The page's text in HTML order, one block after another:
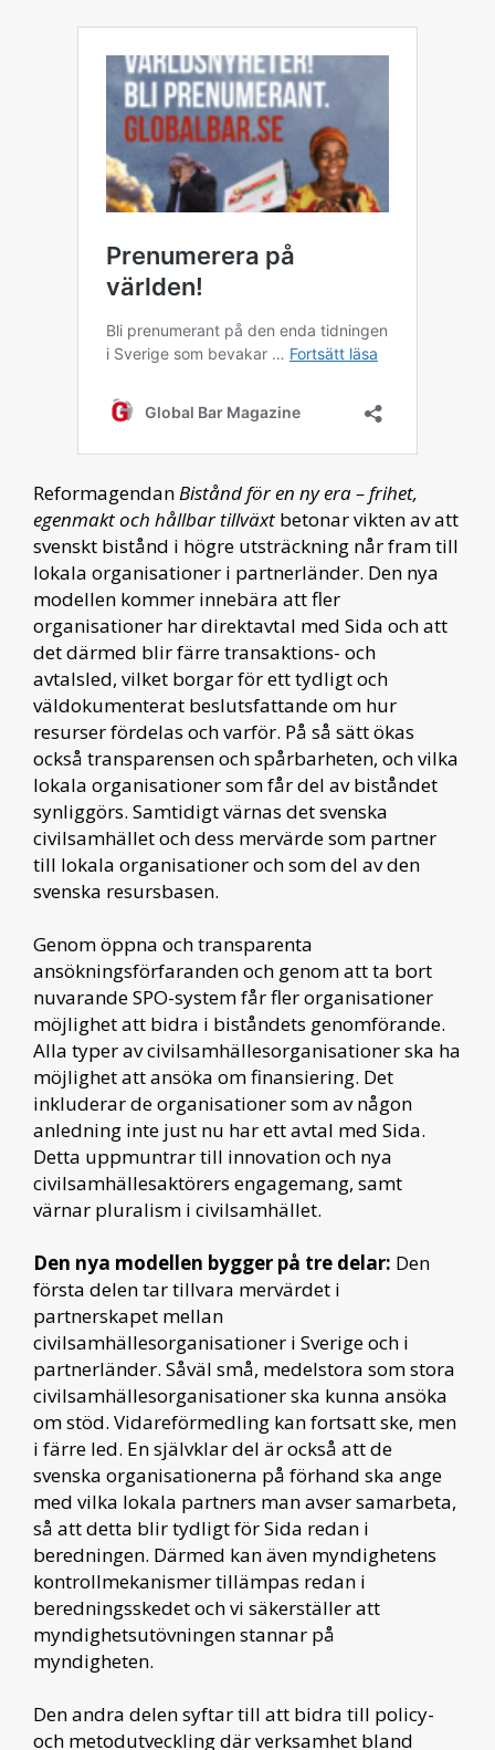
Reformagendan Bistånd för en ny era – frihet,
egenmakt och hållbar tillväxt betonar vikten av att
svenskt bistånd i högre utsträckning når fram till
lokala organisationer i partnerländer. Den nya
modellen kommer innebära att fler
organisationer har direktavtal med Sida och att
det därmed blir färre transaktions- och
avtalsled, vilket borgar för ett tydligt och
väldokumenterat beslutsfattande om hur
resurser fördelas och varför. På så sätt ökas
också transparensen och spårbarheten, och vilka
lokala organisationer som får del av biståndet
synliggörs. Samtidigt värnas det svenska
civilsamhället och dess mervärde som partner
till lokala organisationer och som del av den
svenska resursbasen.
Genom öppna och transparenta
ansökningsförfaranden och genom att ta bort
nuvarande SPO-system får fler organisationer
möjlighet att bidra i biståndets genomförande.
Alla typer av civilsamhällesorganisationer ska ha
möjlighet att ansöka om finansiering. Det
inkluderar de organisationer som av någon
anledning inte just nu har ett avtal med Sida.
Detta uppmuntrar till innovation och nya
civilsamhällesaktörers engagemang, samt
värnar pluralism i civilsamhället.
Den nya modellen bygger på tre delar: Den
första delen tar tillvara mervärdet i
partnerskapet mellan
civilsamhällesorganisationer i Sverige och i
partnerländer. Såväl små, medelstora som stora
civilsamhällesorganisationer ska kunna ansöka
om stöd. Vidareförmedling kan fortsatt ske, men
i färre led. En självklar del är också att de
svenska organisationerna på förhand ska ange
med vilka lokala partners man avser samarbeta,
så att detta blir tydligt för Sida redan i
beredningen. Därmed kan även myndighetens
kontrollmekanismer tillämpas redan i
beredningsskedet och vi säkerställer att
myndighetsutövningen stannar på
myndigheten.
Den andra delen syftar till att bidra till policy-
och metodutveckling där verksamhet bland